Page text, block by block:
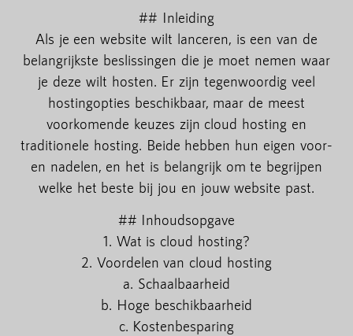
## Inleiding
Als je een website wilt lanceren, is een van de
belangrijkste beslissingen die je moet nemen waar
je deze wilt hosten. Er zijn tegenwoordig veel
hostingopties beschikbaar, maar de meest
voorkomende keuzes zijn cloud hosting en
traditionele hosting. Beide hebben hun eigen voor-
en nadelen, en het is belangrijk om te begrijpen
welke het beste bij jou en jouw website past.
## Inhoudsopgave
1. Wat is cloud hosting?
2. Voordelen van cloud hosting
a. Schaalbaarheid
b. Hoge beschikbaarheid
c. Kostenbesparing